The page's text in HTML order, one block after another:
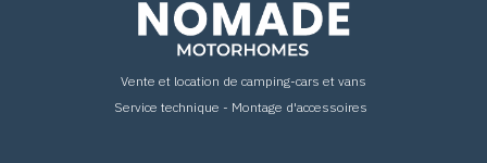
Vente et location de camping-cars et vans
Service technique - Montage d'accessoires